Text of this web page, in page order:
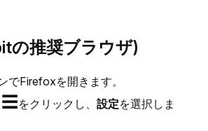
の推奨ブラウザ)
でFirefoxを開きます。
☰をクリックし、 設定を選択しま